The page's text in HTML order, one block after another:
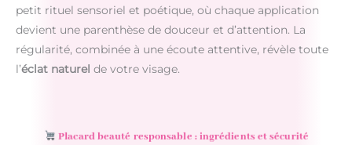
petit rituel sensoriel et poétique, où chaque application
devient une parenthèse de douceur et d’attention. La
régularité, combinée à une écoute attentive, révèle toute
l’éclat naturel de votre visage.
Placard beauté responsable : ingrédients et sécurité